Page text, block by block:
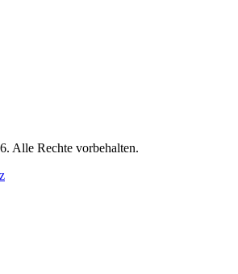
Alle Rechte vorbehalten.